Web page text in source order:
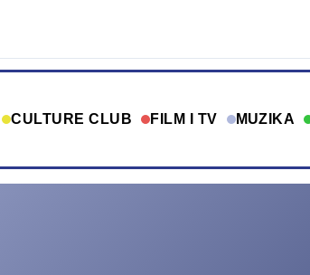
CULTURE CLUB FILM I TV MUZIKA